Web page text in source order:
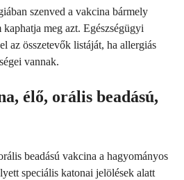
szenved a vakcina bármely
meg azt. Egészségügyi
az összetevők listáját, ha allergiás
vannak.
élő, orális beadású,
beadású vakcina a hagyományos
speciális katonai jelölések alatt